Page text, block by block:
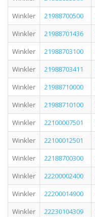
Winkler
21988700500
Winkler
21988701436
Winkler
21988703100
Winkler
21988703411
Winkler
21988710000
Winkler
21988710100
Winkler
22100007501
Winkler
22100012501
Winkler
22188700300
Winkler
22200002400
Winkler
22200014900
Winkler
22230104309